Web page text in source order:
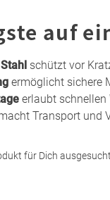
auf
schützt vor
ermöglicht sichere
erlaubt schnellen
Transport und
für Dich ausgesucht.